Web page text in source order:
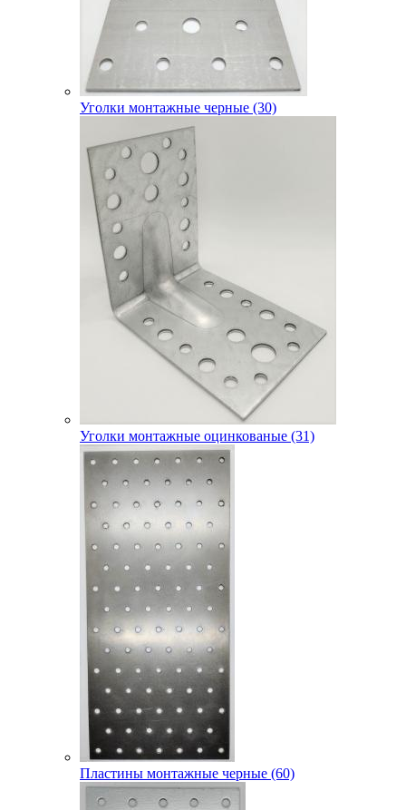
Уголки монтажные черные (30)
Уголки монтажные оцинкованые (31)
Пластины монтажные черные (60)